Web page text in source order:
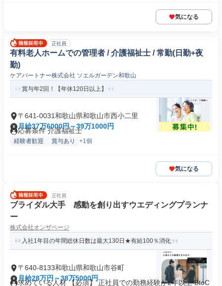
気になる
正社員
有料老人ホームでの管理者 / 介護福祉士 / 常勤(日勤+夜
勤)
ケアパートナー株式会社 ソエルガーデン和歌山
賞与年2回！【年休120日以上】
〒641-0031和歌山県和歌山市西小二里
月給37万6000円～39万1000円
応募条件 介護福祉士
経験者歓迎 賞与あり +1個
気になる
正社員
ブライダル大手 感動を創り出すウエディングプランナ
ー
株式会社オンザページ
入社1年目の年間総休日数は最大130日★有給100％消化
〒640-8133和歌山県和歌山市谷町
月給28万円～38万5000円
求めている人材 【必須】 正社員での勤務経験が2年以上 BtoC